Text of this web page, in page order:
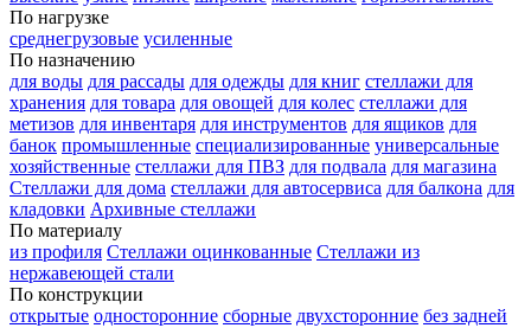
По нагрузке
среднегрузовые усиленные
По назначению
для воды для рассады для одежды для книг стеллажи для
хранения для товара для овощей для колес стеллажи для
метизов для инвентаря для инструментов для ящиков для
банок промышленные специализированные универсальные
хозяйственные стеллажи для ПВЗ для подвала для магазина
Стеллажи для дома стеллажи для автосервиса для балкона для
кладовки Архивные стеллажи
По материалу
из профиля Стеллажи оцинкованные Стеллажи из
нержавеющей стали
По конструкции
открытые односторонние сборные двухсторонние без задней